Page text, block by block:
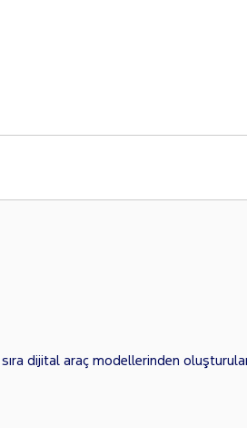
dijital araç modellerinden